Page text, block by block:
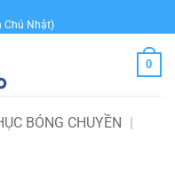
Chủ Nhật)
0
BÓNG CHUYỀN |